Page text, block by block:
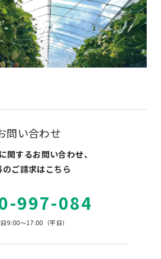
問い合わせ
関するお問い合わせ、
のご請求はこちら
997-084
9:00～17:00（平日）